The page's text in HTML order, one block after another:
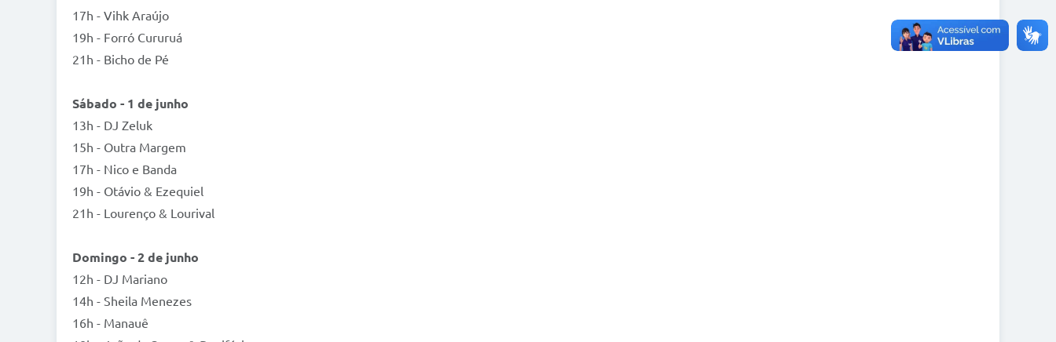
17h - Vihk Araújo
19h - Forró Cururuá
21h - Bicho de Pé
Sábado - 1 de junho
13h - DJ Zeluk
15h - Outra Margem
17h - Nico e Banda
19h - Otávio & Ezequiel
21h - Lourenço & Lourival
Domingo - 2 de junho
12h - DJ Mariano
14h - Sheila Menezes
16h - Manauê